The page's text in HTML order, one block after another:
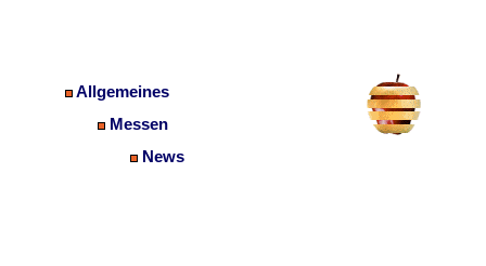
Allgemeines
Messen
News